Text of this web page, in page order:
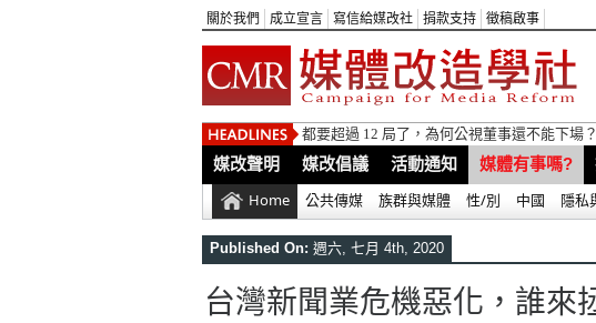
關於我們 成立宣言 寫信給媒改社 捐款支持 徵稿啟事
都要超過 12 局了，為何公視董事還不能下場
媒改聲明 媒改倡議 活動通知 媒體有事嗎?
Home 公共傳媒 族群與媒體 性/別 中國 隱私
Published On: 週六, 七月 4th, 2020
台灣新聞業危機惡化，誰來